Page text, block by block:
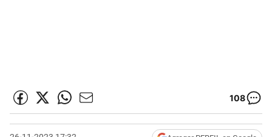
108